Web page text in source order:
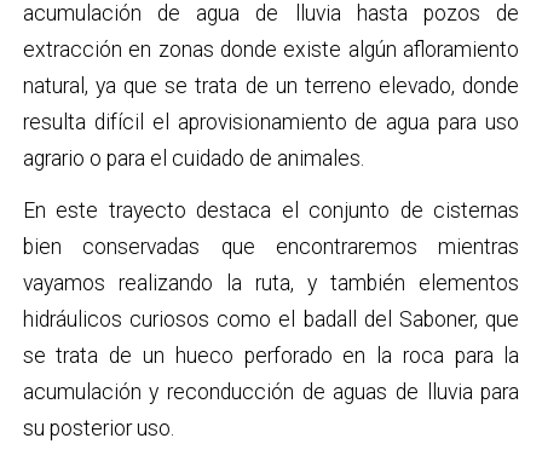
acumulación de agua de lluvia hasta pozos de
extracción en zonas donde existe algún afloramiento
natural, ya que se trata de un terreno elevado, donde
resulta difícil el aprovisionamiento de agua para uso
agrario o para el cuidado de animales.
En este trayecto destaca el conjunto de cisternas
bien conservadas que encontraremos mientras
vayamos realizando la ruta, y también elementos
hidráulicos curiosos como el badall del Saboner, que
se trata de un hueco perforado en la roca para la
acumulación y reconducción de aguas de lluvia para
su posterior uso.